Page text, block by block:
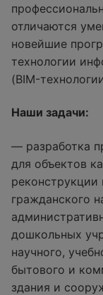
отличаются
новейшие
технологии
(BIM-
Наши задачи:
— разработка
для объектов
гражданского
дошкольных
научного,
бытового и
здания и